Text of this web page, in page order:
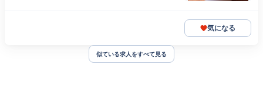
気になる
似ている求人をすべて見る